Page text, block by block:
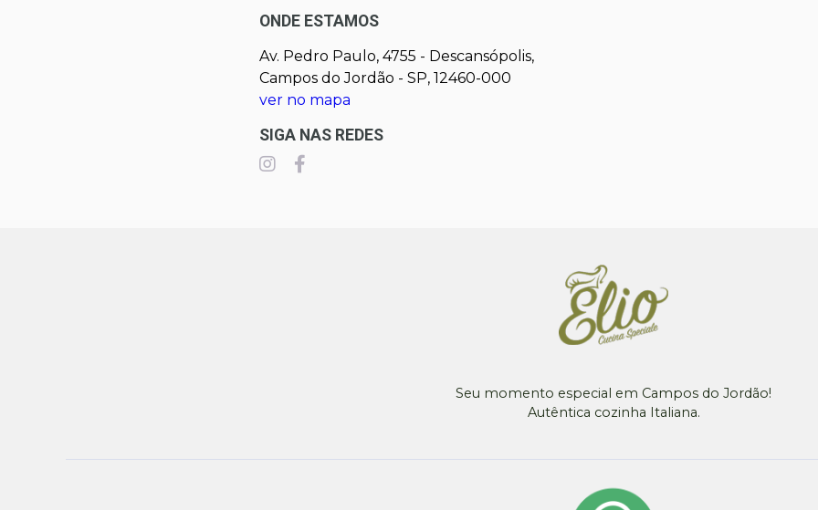
ONDE ESTAMOS
Av. Pedro Paulo, 4755 - Descansópolis,
Campos do Jordão - SP, 12460-000
ver no mapa
SIGA NAS REDES
Seu momento especial em Campos do Jordão!
Autêntica cozinha Italiana.